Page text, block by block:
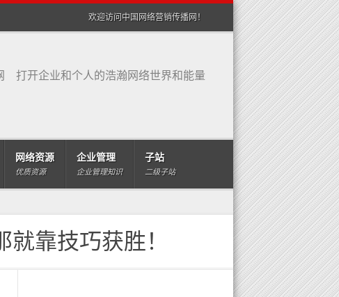
欢迎访问中国网络营销传播网！
打开企业和个人的浩瀚网络世界和能量
网络资源
优质资源
企业管理
企业管理知识
子站
二级子站
靠技巧获胜！